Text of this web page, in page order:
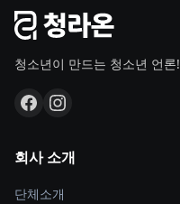
청소년이 만드는 청소년 언론!
회사 소개
단체소개